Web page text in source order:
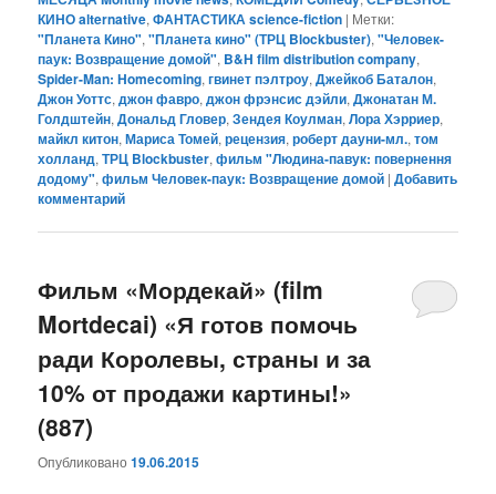
КИНО alternative,ФАНТАСТИКА science-fiction | Метки:
"Планета Кино","Планета кино" (ТРЦ Blockbuster),"Человек-
паук: Возвращение домой", B&H film distribution company,
Spider-Man: Homecoming,гвинет пэлтроу,Джейкоб Баталон,
Джон Уоттс,джон фавро,джон фрэнсис дэйли,Джонатан М.
Голдштейн,Дональд Гловер,Зендея Коулман,Лора Хэрриер,
майкл китон,Мариса Томей,рецензия,роберт дауни-мл.,том
холланд,ТРЦ Blockbuster,фильм "Людина-павук: повернення
додому",фильм Человек-паук: Возвращение домой |Добавить
комментарий
Фильм «Мордекай» (film
Mortdecai) «Я готов помочь
ради Королевы, страны и за
10% от продажи картины!»
(887)
Опубликовано19.06.2015